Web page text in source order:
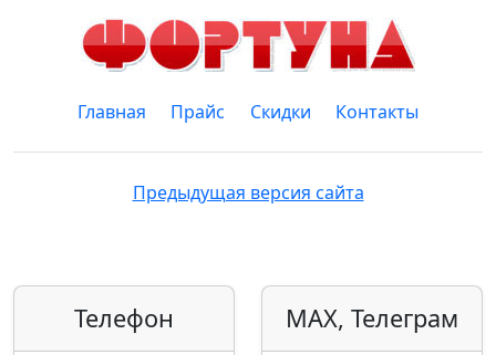
Главная Прайс Скидки Контакты
Предыдущая версия сайта
Телефон MAX, Телеграм